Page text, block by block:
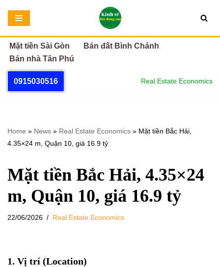
Chuyển
tới
nội
dung
Mặt tiền Sài Gòn
Bán đất Bình Chánh
Bán nhà Tân Phú
0915030516 Real Estate Economics
Home » News » Real Estate Economics » Mặt tiền Bắc Hải,
4.35×24 m, Quận 10, giá 16.9 tỷ
Mặt tiền Bắc Hải, 4.35×24
m, Quận 10, giá 16.9 tỷ
22/06/2026 Real Estate Economics
1. Vị trí (Location)